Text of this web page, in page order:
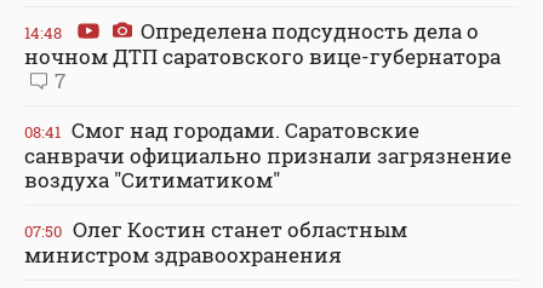
14:48
Определена подсудность дела о
ночном ДТП саратовского вице-губернатора
7
08:41 Смог над городами. Саратовские
санврачи официально признали загрязнение
воздуха "Ситиматиком"
07:50 Олег Костин станет областным
министром здравоохранения